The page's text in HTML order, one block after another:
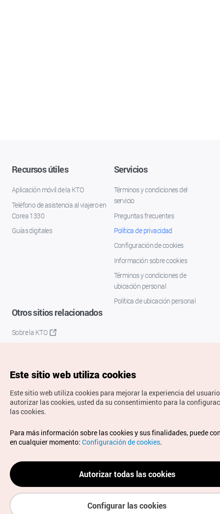
Recursos útiles
Aplicación móvil de la KTO
Teléfono de asistencia al viajero en
Corea 1330
Guías digitales
Servicios
Términos y condiciones del
servicio
Preguntas frecuentes
Política de privacidad
Configuración de cookies
Información sobre cookies
Términos y condiciones de
ubicación personal
Política de ubicación personal
Otros sitios relacionados
Sobre la KTO
Copyrights © Organización de Turismo de Corea. Todos los
derechos reservados.
Para informes de errores y cuestiones relacionadas con el
sitio web, dirija sus consultas al correoelectrónico oficial:
spanish@knto.or.kr
Este sitio web utiliza cookies
Este sitio web utiliza cookies para mejorar la experiencia del
autorizar las cookies, usted da su consentimiento para la
las cookies.
Para más información sobre las cookies y sus finalidades, puede
en cualquier momento: Configuración de cookies.
Autorizar todas las cookies
Configurar las cookies